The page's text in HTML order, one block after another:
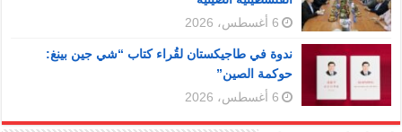
6 أغسطس، 2026
ندوة في طاجيكستان لقُراء كتاب “شي جين بينغ:
حوكمة الصين”
6 أغسطس، 2026